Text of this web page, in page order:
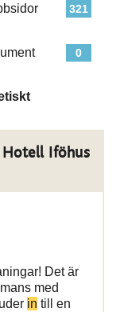
321
0
Hotell Iföhus
Det är
med
in till en